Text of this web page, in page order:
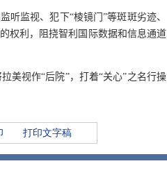
听监视、犯下“棱镜门”等斑斑劣迹、
权利，阻挠智利国际数据和信息通道
美视作“后院”，打着“关心”之名行操
打印文字稿